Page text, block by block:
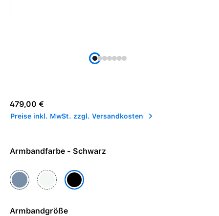
Regulärer Preis:
479,00 €
Preise inkl. MwSt. zzgl. Versandkosten
Armbandfarbe - Schwarz
Denim PolarsternSchwarz
Armbandgröße